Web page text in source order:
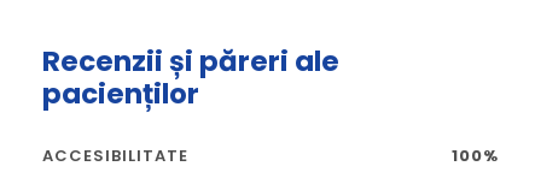
Recenzii și păreri ale
pacienților
ACCESIBILITATE 100%